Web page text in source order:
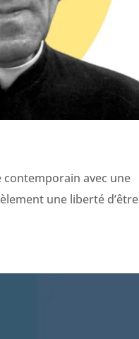
avec une
une liberté d’être